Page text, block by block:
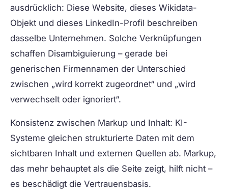
ausdrücklich: Diese Website, dieses Wikidata-
Objekt und dieses LinkedIn-Profil beschreiben
dasselbe Unternehmen. Solche Verknüpfungen
schaffen Disambiguierung – gerade bei
generischen Firmennamen der Unterschied
zwischen „wird korrekt zugeordnet“ und „wird
verwechselt oder ignoriert“.
Konsistenz zwischen Markup und Inhalt: KI-
Systeme gleichen strukturierte Daten mit dem
sichtbaren Inhalt und externen Quellen ab. Markup,
das mehr behauptet als die Seite zeigt, hilft nicht –
es beschädigt die Vertrauensbasis.